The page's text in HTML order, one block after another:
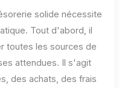
solide nécessite
Tout d'abord, il
toutes les sources de
attendues. Il s'agit
des achats, des frais